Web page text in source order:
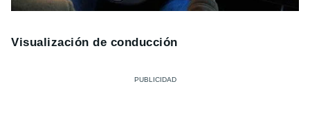
Visualización de conducción